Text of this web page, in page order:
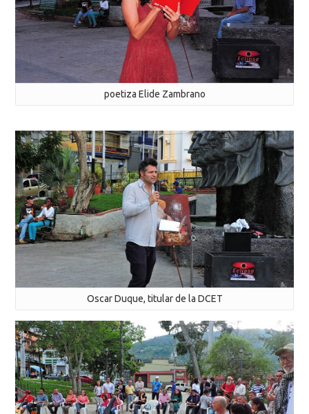
poetiza Elide Zambrano
Oscar Duque, titular de la DCET